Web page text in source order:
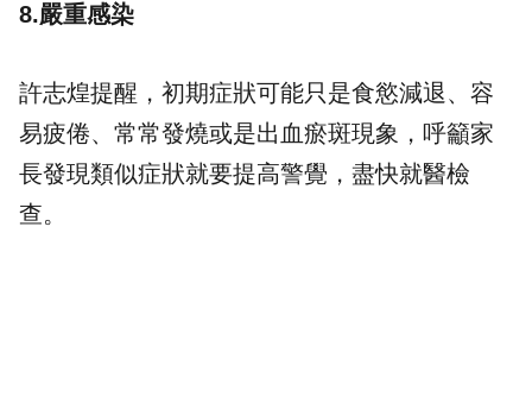
8.嚴重感染
許志煌提醒，初期症狀可能只是食慾減退、容
易疲倦、常常發燒或是出血瘀斑現象，呼籲家
長發現類似症狀就要提高警覺，盡快就醫檢
查。